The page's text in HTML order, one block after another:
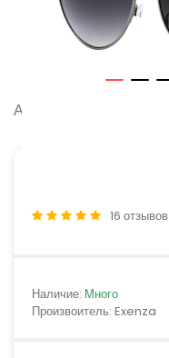
Артикул:
16 отзывов
Наличие: Много
Произвоитель: Exenza